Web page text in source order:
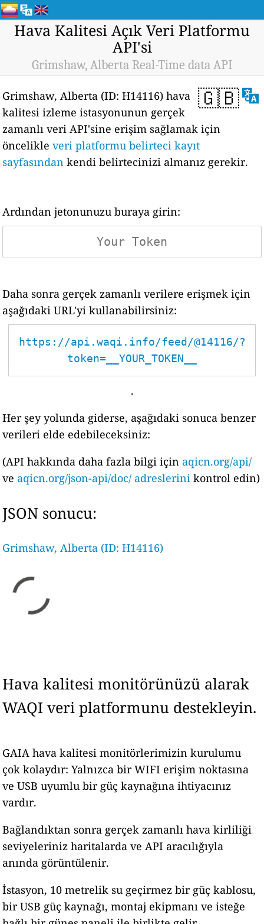
Hava Kalitesi Açık Veri Platformu
API'si
Grimshaw, Alberta Real-Time data API
🇬🇧
Grimshaw, Alberta (ID: H14116) hava
kalitesi izleme istasyonunun gerçek
zamanlı veri API'sine erişim sağlamak için
öncelikleveri platformu belirteci kayıt
sayfasından kendi belirtecinizi almanız gerekir.
Ardından jetonunuzu buraya girin:
Daha sonra gerçek zamanlı verilere erişmek için
aşağıdaki URL'yi kullanabilirsiniz:
https://api.waqi.info/feed/@14116/?
token=__YOUR_TOKEN__
.
Her şey yolunda giderse, aşağıdaki sonuca benzer
verileri elde edebileceksiniz:
(API hakkında daha fazla bilgi için aqicn.org/api/
ve aqicn.org/json-api/doc/ adreslerini kontrol edin)
JSON sonucu:
Grimshaw, Alberta (ID: H14116)
Hava kalitesi monitörünüzü alarak
WAQI veri platformunu destekleyin.
GAIA hava kalitesi monitörlerimizin kurulumu
çok kolaydır: Yalnızca bir WIFI erişim noktasına
ve USB uyumlu bir güç kaynağına ihtiyacınız
vardır.
Bağlandıktan sonra gerçek zamanlı hava kirliliği
seviyeleriniz haritalarda ve API aracılığıyla
anında görüntülenir.
İstasyon, 10 metrelik su geçirmez bir güç kablosu,
bir USB güç kaynağı, montaj ekipmanı ve isteğe